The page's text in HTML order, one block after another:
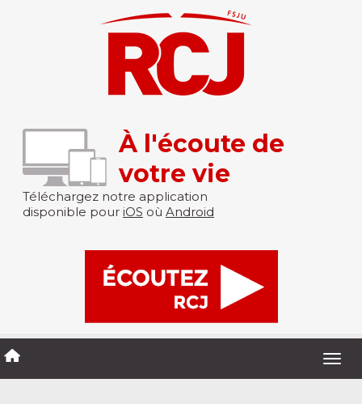
À l'écoute de
votre vie
Téléchargez notre application
disponible pour iOS où Android